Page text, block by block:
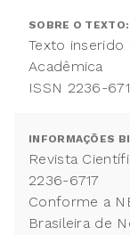
SOBRE O TEXTO:
Texto inserido
Acadêmica
ISSN 2236-
INFORMAÇÕES
Revista
2236-6717
Conforme a
Brasileira de